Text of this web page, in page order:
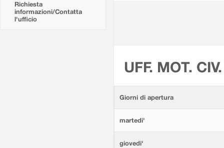
Richiesta
informazioni/Contatta
l'ufficio
UFF. MOT.
Giorni di apertura
martedi'
giovedi'